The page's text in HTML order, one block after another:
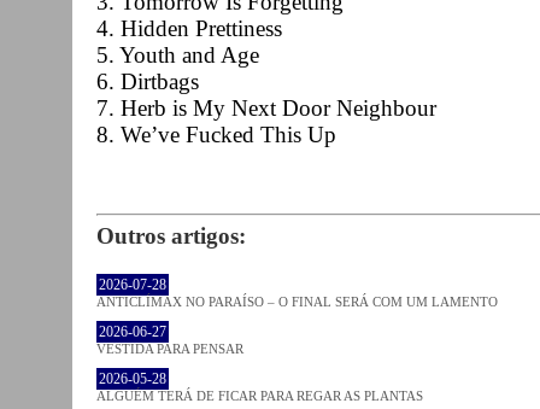
4. Hidden Prettiness
5. Youth and Age
6. Dirtbags
7. Herb is My Next Door Neighbour
8. We’ve Fucked This Up
Outros artigos:
2026-07-28
ANTICLÍMAX NO PARAÍSO – O FINAL SERÁ COM UM LAMENTO
2026-06-27
VESTIDA PARA PENSAR
2026-05-28
ALGUÉM TERÁ DE FICAR PARA REGAR AS PLANTAS